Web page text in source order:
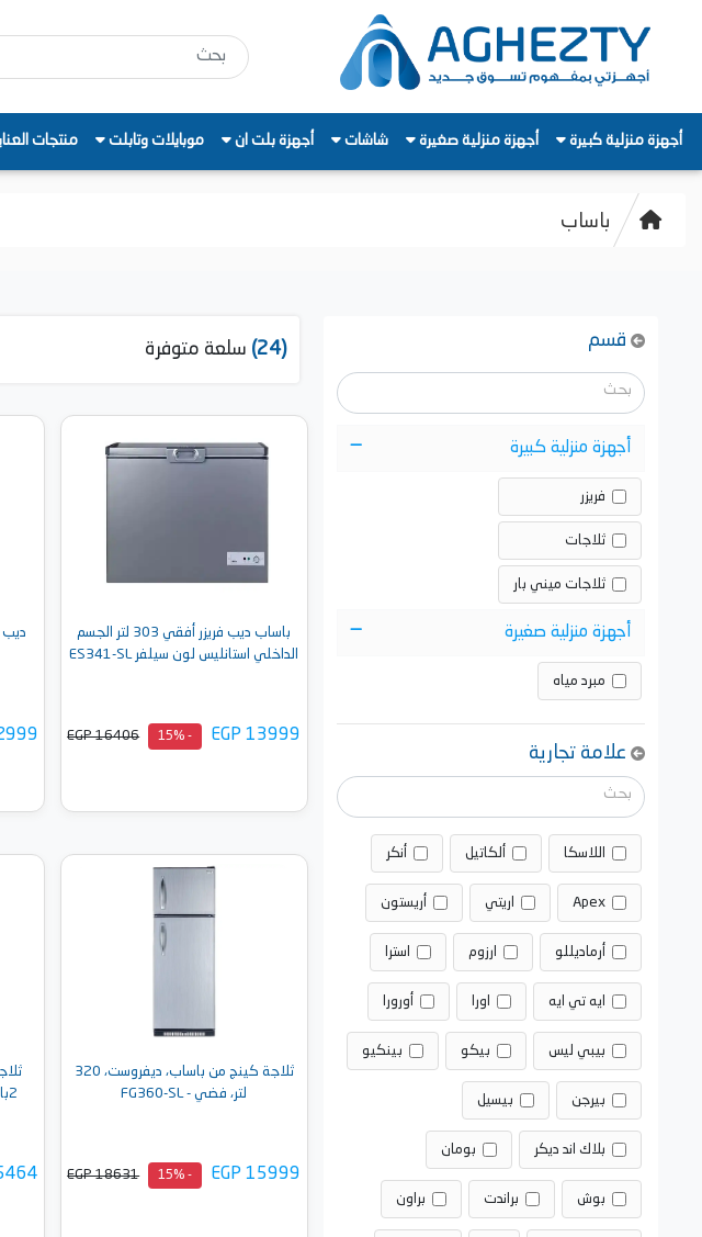
أجهزة منزلية كبيرة أجهزة منزلية صغيرة شاشات أجهزة بلت ان موبايلات وتابلت منتجات
باساب
قسم
أجهزة منزلية كبيرة
فريزر
ثلاجات
ثلاجات ميني بار
أجهزة منزلية صغيرة
مبرد مياه
علامة تجارية
اللاسكا ألكاتيل أنكر
Apex اريتي أريستون
أرماديللو ارزوم استرا
ايه تي ايه اورا أورورا
بيبي ليس بيكو بينكيو
بيرجن بيسيل
بلاك اند ديكر بومان
بوش براندت براون
(24) سلعة متوفرة
باساب ديب فريزر أفقي 303 لتر الجسم
الداخلي استانليس لون سيلفر ES341-SL
EGP 13999
- 15%
EGP 16406
أضف إلى السلة
ديب
ثلاجة كينج من باساب، ديفروست، 320
لتر، فضي - FG360-SL
EGP 15999
- 15%
EGP 18631
2باب، 303 لتر، فضي - FG330-SL